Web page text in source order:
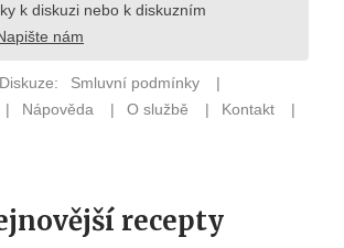
recepty